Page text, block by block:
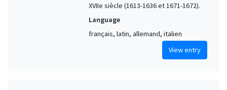
XVIIe siècle (1613-1636 et 1671-1672).
Language
français, latin, allemand, italien
View entry